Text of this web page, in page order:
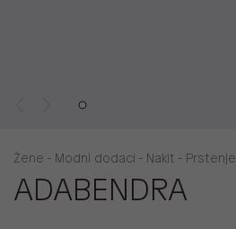
Žene - Modni dodaci - Nakit - Prstenje
ADABENDRA